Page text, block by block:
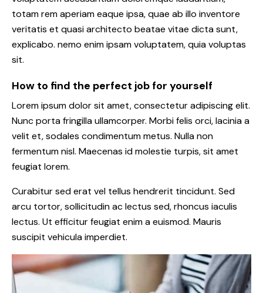
totam rem aperiam eaque ipsa, quae ab illo inventore
veritatis et quasi architecto beatae vitae dicta sunt,
explicabo. nemo enim ipsam voluptatem, quia voluptas
sit.
How to find the perfect job for yourself
Lorem ipsum dolor sit amet, consectetur adipiscing elit.
Nunc porta fringilla ullamcorper. Morbi felis orci, lacinia a
velit et, sodales condimentum metus. Nulla non
fermentum nisl. Maecenas id molestie turpis, sit amet
feugiat lorem.
Curabitur sed erat vel tellus hendrerit tincidunt. Sed
arcu tortor, sollicitudin ac lectus sed, rhoncus iaculis
lectus. Ut efficitur feugiat enim a euismod. Mauris
suscipit vehicula imperdiet.